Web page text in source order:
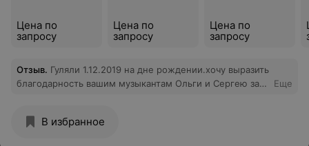
Цена по
запросу
Цена по
запросу
Цена по
запросу
Отзыв. Гуляли 1.12.2019 на дне рождении.хочу выразить
благодарность вашим музыкантам Ольги и Сергею за
поколения Ретро,обязательно посетим еще.
Еще
В избранное